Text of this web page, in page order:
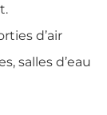
d’air
salles d’eau